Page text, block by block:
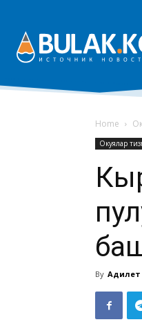
Home
Окуялар
By Адилет